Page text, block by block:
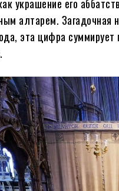
украшение его
алтарем. Загадочная
эта цифра